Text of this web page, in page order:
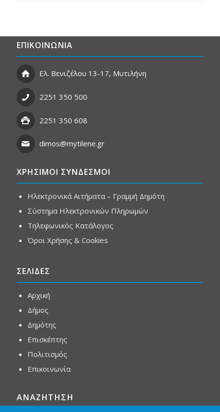
ΕΠΙΚΟΙΝΩΝΙΑ
Ελ. Βενιζέλου 13-17, Μυτιλήνη
2251 350 500
2251 350 608
dimos@mytilene.gr
ΧΡΗΣΙΜΟΙ ΣΥΝΔΕΣΜΟΙ
Ηλεκτρονικά Αιτήματα – Γραμμή Δημότη
Σύστημα Ηλεκτρονικών Πληρωμών
Τηλεφωνικός Κατάλογος
Όροι Χρήσης & Cookies
ΣΕΛΙΔΕΣ
Αρχική
Δήμος
Δημότης
Επισκέπτης
Πολιτισμός
Επικοινωνία
ΑΝΑΖΗΤΗΣΗ